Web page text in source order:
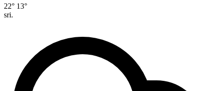
22° 13°
sri.